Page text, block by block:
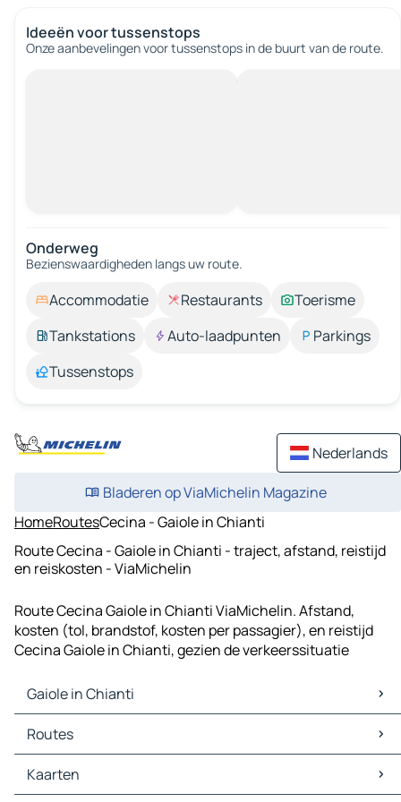
Ideeën voor tussenstops
Onze aanbevelingen voor tussenstops in de buurt van de route.
Onderweg
Bezienswaardigheden langs uw route.
Accommodatie Restaurants
Toerisme
Tankstations
Auto-laadpunten
Parkings
Tussenstops
Nederlands
Bladeren op ViaMichelin Magazine
HomeRoutesCecina - Gaiole in Chianti
Route Cecina - Gaiole in Chianti - traject, afstand, reistijd
en reiskosten - ViaMichelin
Route Cecina Gaiole in Chianti ViaMichelin. Afstand,
kosten (tol, brandstof, kosten per passagier), en reistijd
Cecina Gaiole in Chianti, gezien de verkeerssituatie
Gaiole in Chianti
Gaiole in Chianti Kaarten
Gaiole in Chianti Verkeer
Gaiole in Chianti Hotels
Gaiole in Chianti Restaurants
Routes
Routes Gaiole in Chianti - Florence
Routes Gaiole in Chianti - Siena
Kaarten